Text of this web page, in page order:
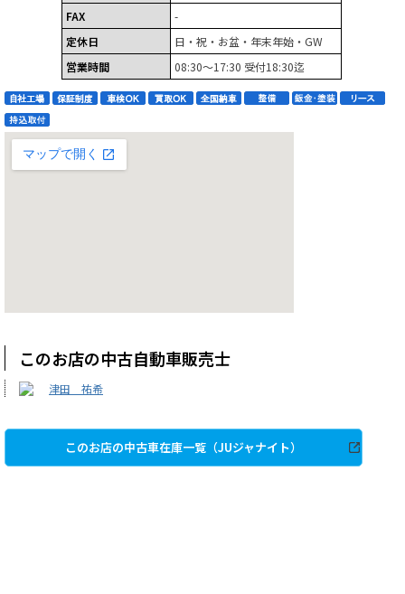
FAX
-
定休日
日・祝・お盆・年末年始・GW
営業時間
08:30～17:30 受付18:30迄
このお店の中古自動車販売士
津田 祐希
このお店の中古車在庫一覧（JUジャナイト）